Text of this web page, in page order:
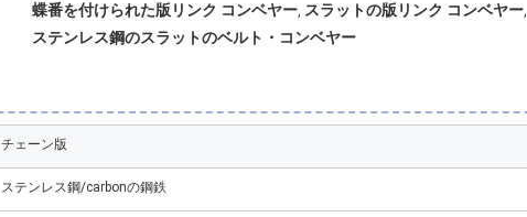
蝶番を付けられた版リンク コンベヤー, スラットの版リンク コンベヤー,
ステンレス鋼のスラットのベルト・コンベヤー
チェーン版
ステンレス鋼/carbonの鋼鉄